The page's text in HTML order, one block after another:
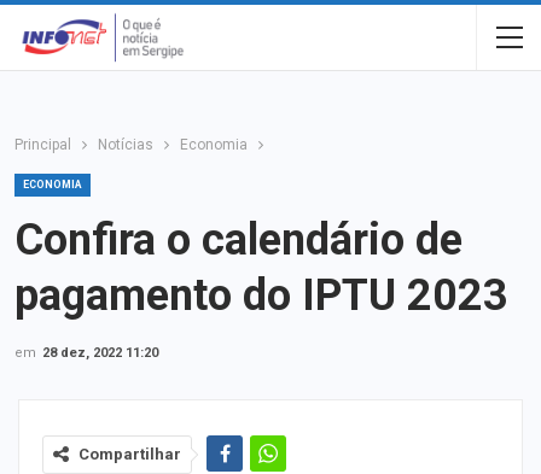
Principal Notícias Economia
ECONOMIA
Confira o calendário de
pagamento do IPTU 2023
em 28 dez, 2022 11:20
Compartilhar